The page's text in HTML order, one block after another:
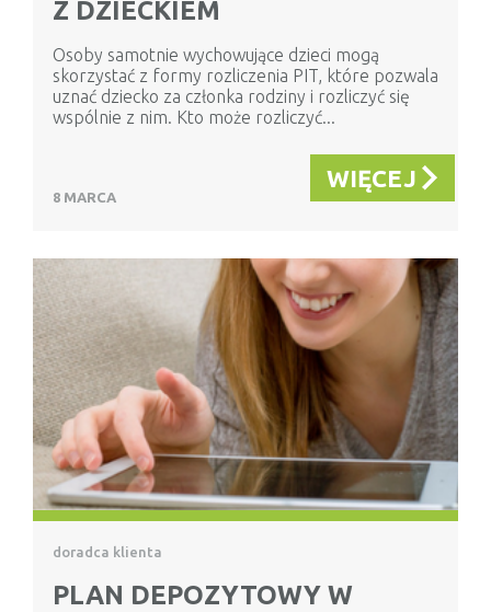
Z DZIECKIEM
Osoby samotnie wychowujące dzieci mogą
skorzystać z formy rozliczenia PIT, które pozwala
uznać dziecko za członka rodziny i rozliczyć się
wspólnie z nim. Kto może rozliczyć...
8 MARCA
WIĘCEJ
doradca klienta
PLAN DEPOZYTOWY W